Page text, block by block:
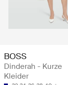
BOSS
Dinderah - Kurze
Kleider